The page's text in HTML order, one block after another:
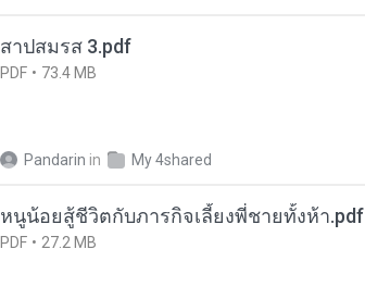
สาปสมรส 3.pdf
PDF 73.4 MB
Pandarin in My 4shared
หนูน้อยสู้ชีวิตกับภารกิจเลี้ยงพี่ชายทั้งห้า.pdf
PDF 27.2 MB